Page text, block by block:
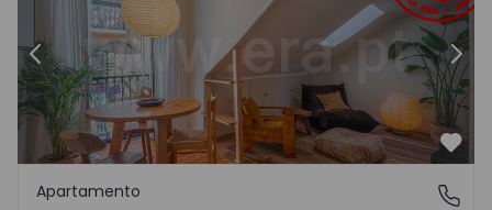
Anterior
Arroios, Lisboa
Apartamento